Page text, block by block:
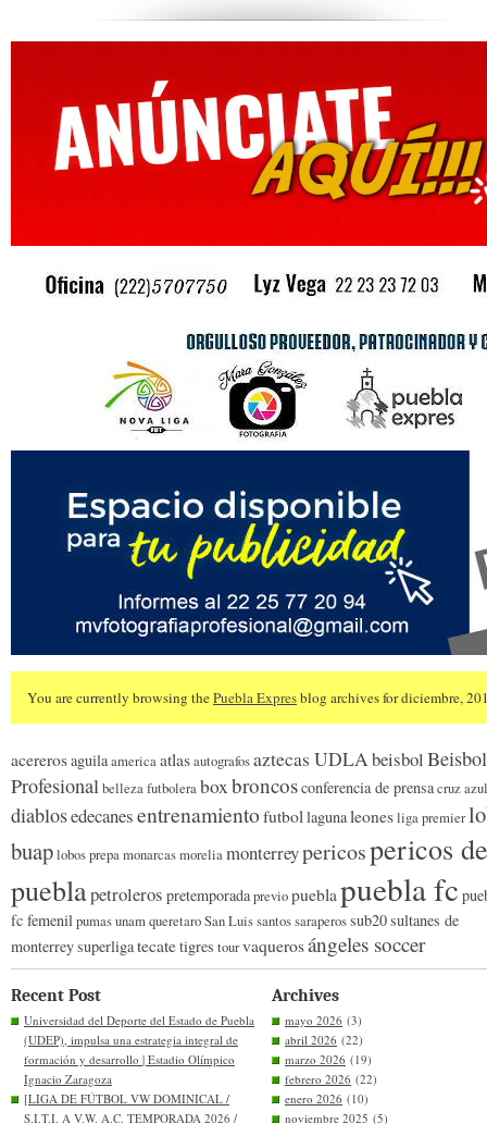
You are currently browsing thePuebla Expresblog archives for diciembre,
acererosaguilaamericaatlasautografosaztecas UDLAbeisbolBeisbol
Profesionalbelleza futboleraboxbroncosconferencia de prensacruz azul
diablosedecanesentrenamientofutbollagunaleonesliga premier
buaplobos prepamonarcas moreliamonterreypericospericos de
pueblapetroleros pretemporadapreviopueblapuebla fc
fc femenilpumas unamqueretaroSan Luissantossaraperossub20sultanes de
monterreysuperligatecatetigres tourvaquerosángeles soccer
Recent Post
Universidad del Deporte del Estado de Puebla
(UDEP), impulsa una estrategia integral de
formación y desarrollo | Estadio Olímpico
Ignacio Zaragoza
[LIGA DE FÚTBOL VW DOMINICAL /
S.I.T.I. A V.W. A.C. TEMPORADA 2026 /
Archives
mayo 2026 (3)
abril 2026 (22)
marzo 2026 (19)
febrero 2026 (22)
enero 2026 (10)
noviembre 2025 (5)